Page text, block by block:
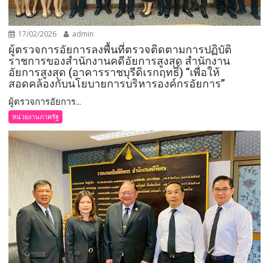
17/02/2026 admin
ผู้ตรวจการอัยการลงพื้นที่ตรวจติดตามการปฏิบัติ
ราชการของสำนักงานคดีอัยการสูงสุด สำนักงาน
อัยการสูงสุด (อาคารราชบุรีดิเรกฤทธิ์) “เพื่อให้
สอดคล้องกับนโยบายการบริหารองค์กรอัยการ”
ผู้ตรวจการอัยการ...
หน่วยงานภาครัฐ